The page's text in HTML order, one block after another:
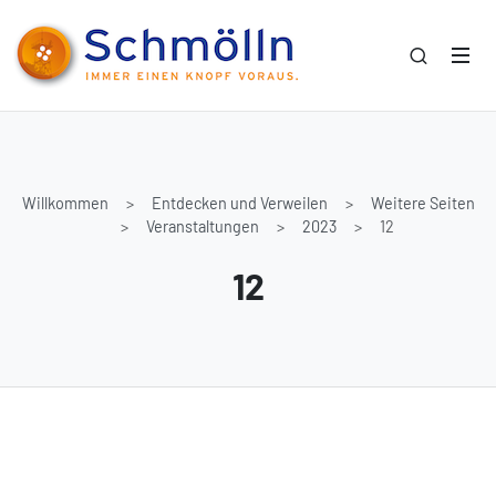
Willkommen Entdecken und Verweilen
Weitere Seiten
Veranstaltungen
2023 12
12